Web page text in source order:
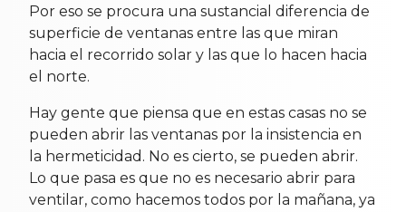
Por eso se procura una sustancial diferencia de
superficie de ventanas entre las que miran
hacia el recorrido solar y las que lo hacen hacia
el norte.
Hay gente que piensa que en estas casas no se
pueden abrir las ventanas por la insistencia en
la hermeticidad. No es cierto, se pueden abrir.
Lo que pasa es que no es necesario abrir para
ventilar, como hacemos todos por la mañana, ya